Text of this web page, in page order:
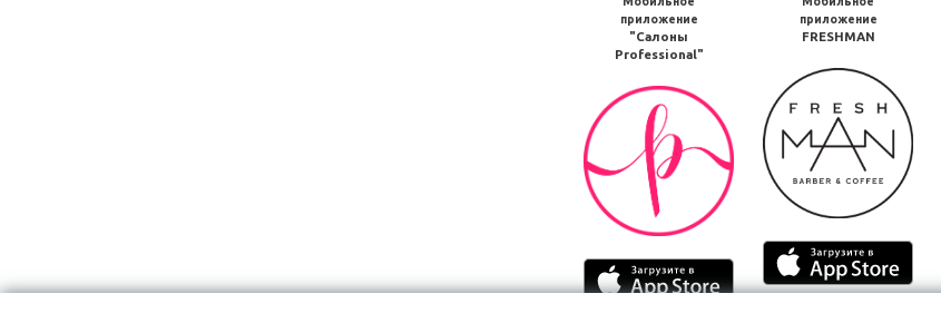
приложение
"Салоны
Professional"
Мобильное
приложение
Салоны
Professional
в
Google
Мобильное
приложение
приложение
FRESHMAN
Мобильное
приложение
FRESHMAN
в
Google
Мобильное
приложение
Freshman